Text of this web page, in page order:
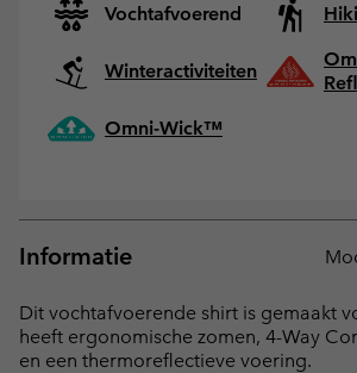
Vochtafvoerend
Winteractiviteiten
Omni-Wick™
Informatie
Dit vochtafvoerende shirt is gemaakt
heeft ergonomische zomen, 4-Way
en een thermoreflectieve voering.